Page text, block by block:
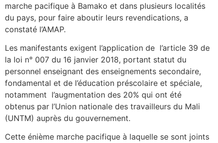
marche pacifique à Bamako et dans plusieurs localités
du pays, pour faire aboutir leurs revendications, a
constaté l’AMAP.
Les manifestants exigent l’application de l’article 39 de
la loi n° 007 du 16 janvier 2018, portant statut du
personnel enseignant des enseignements secondaire,
fondamental et de l’éducation préscolaire et spéciale,
notamment l’augmentation des 20% qui ont été
obtenus par l’Union nationale des travailleurs du Mali
(UNTM) auprès du gouvernement.
Cette énième marche pacifique à laquelle se sont joints